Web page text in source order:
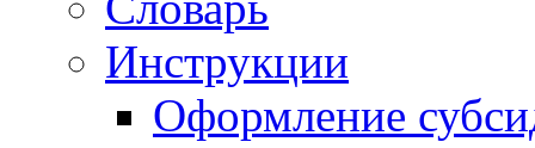
Инструкции
Оформление